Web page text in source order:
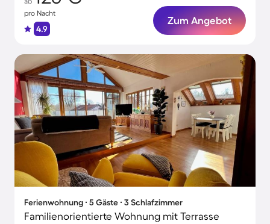
pro Nacht
4.9
Zum Angebot
Ferienwohnung ∙ 5 Gäste ∙ 3 Schlafzimmer
Familienorientierte Wohnung mit Terrasse